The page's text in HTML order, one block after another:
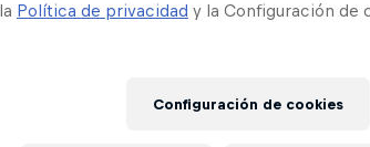
Política de privacidad y la Configuración de
Configuración de cookies